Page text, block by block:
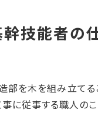
技能者の
部を木を組み立て
事に従事する職人の